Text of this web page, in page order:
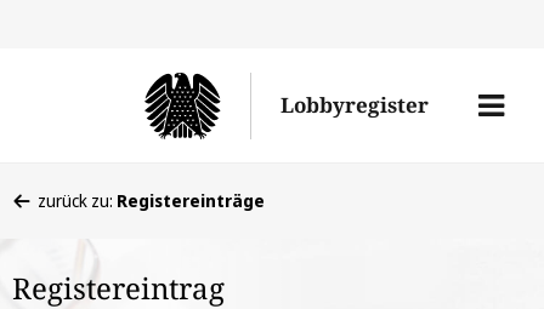
Lobbyregister
Menü
befinden
hier:
zurück zu: Registereinträge
Registereintrag